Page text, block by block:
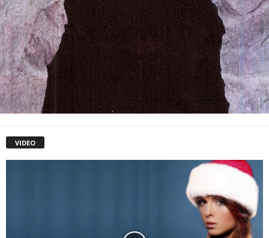
VIDEO